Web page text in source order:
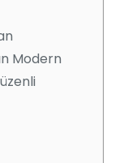
Modern